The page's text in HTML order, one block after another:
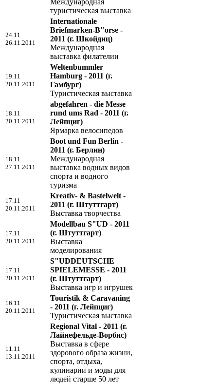
Международная
туристическая выставка
24.11
26.11.2011
Internationale
Briefmarken-B"orse -
2011 (г. Шкойдиц)
Международная
выставка филателии
19.11
20.11.2011
Weltenbummler
Hamburg - 2011 (г.
Гамбург)
Туристическая выставка
18.11
20.11.2011
abgefahren - die Messe
rund ums Rad - 2011 (г.
Лейпциг)
Ярмарка велосипедов
18.11
27.11.2011
Boot und Fun Berlin -
2011 (г. Берлин)
Международная
выставка водных видов
спорта и водного
туризма
17.11
20.11.2011
Kreativ- & Bastelwelt -
2011 (г. Штуттгарт)
Выставка творчества
17.11
20.11.2011
Modellbau S"UD - 2011
(г. Штуттгарт)
Выставка
моделирования
17.11
20.11.2011
S"UDDEUTSCHE
SPIELEMESSE - 2011
(г. Штуттгарт)
Выставка игр и игрушек
16.11
20.11.2011
Touristik & Caravaning
- 2011 (г. Лейпциг)
Туристическая выставка
11.11
13.11.2011
Regional Vital - 2011 (г.
Лайнефельде-Ворбис)
Выставка в сфере
здорового образа жизни,
спорта, отдыха,
кулинарии и моды для
людей старше 50 лет